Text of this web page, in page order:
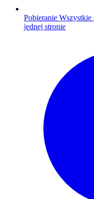
Pobieranie Wszystkie
jednej stronie